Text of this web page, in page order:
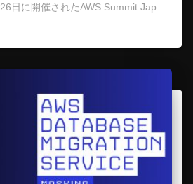
日に開催されたAWS Summit Jap